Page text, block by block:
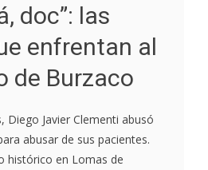
doc”: las
enfrentan al
de Burzaco
Diego Javier Clementi abusó
abusar de sus pacientes.
histórico en Lomas de